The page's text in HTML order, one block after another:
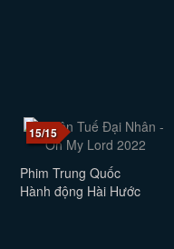
15/15
Phim Trung Quốc
Hành động Hài Hước